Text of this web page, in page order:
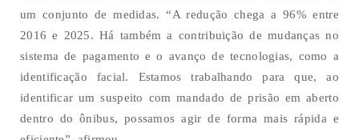
um conjunto de medidas. “A redução chega a 96% entre
2016 e 2025. Há também a contribuição de mudanças no
sistema de pagamento e o avanço de tecnologias, como a
identificação facial. Estamos trabalhando para que, ao
identificar um suspeito com mandado de prisão em aberto
dentro do ônibus, possamos agir de forma mais rápida e